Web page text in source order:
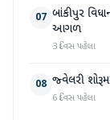
07 બાંકીપુર
આગળ
3 દિવસ પહેલા
08 જ્વેલરી
6 દિવસ પહેલા